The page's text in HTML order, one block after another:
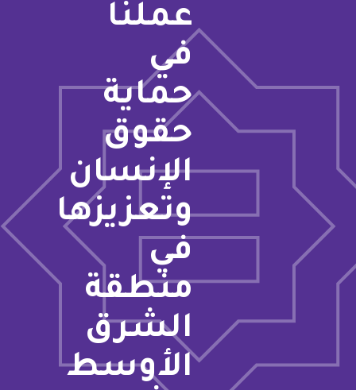
عملنا
في
حماية
حقوق
الإنسان
وتعزيزها
في
منطقة
الشرق
الأوسط